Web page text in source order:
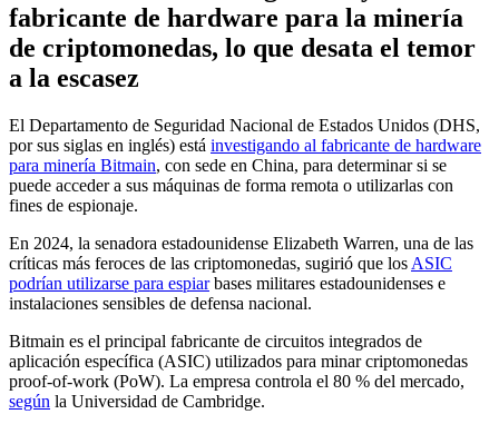
fabricante de hardware para la minería
de criptomonedas, lo que desata el temor
a la escasez
El Departamento de Seguridad Nacional de Estados Unidos (DHS,
por sus siglas en inglés) está investigando al fabricante de hardware
para minería Bitmain, con sede en China, para determinar si se
puede acceder a sus máquinas de forma remota o utilizarlas con
fines de espionaje.
En 2024, la senadora estadounidense Elizabeth Warren, una de las
críticas más feroces de las criptomonedas, sugirió que los ASIC
podrían utilizarse para espiarbases militares estadounidenses e
instalaciones sensibles de defensa nacional.
Bitmain es el principal fabricante de circuitos integrados de
aplicación específica (ASIC) utilizados para minar criptomonedas
proof-of-work (PoW). La empresa controla el 80 % del mercado,
según la Universidad de Cambridge.